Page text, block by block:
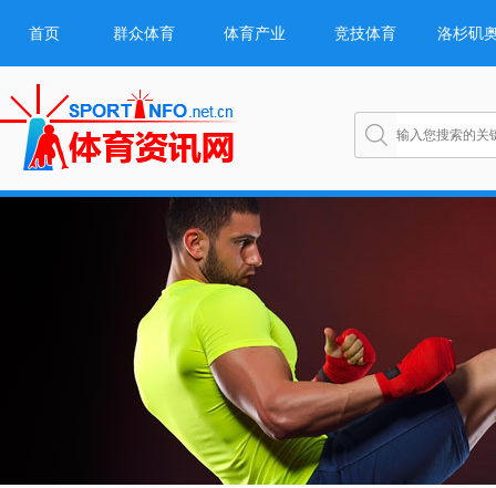
首页 群众体育 体育产业 竞技体育 洛杉矶